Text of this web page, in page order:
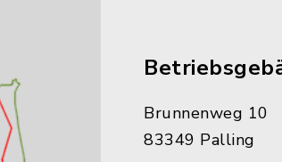
Brunnenweg 10
83349 Palling